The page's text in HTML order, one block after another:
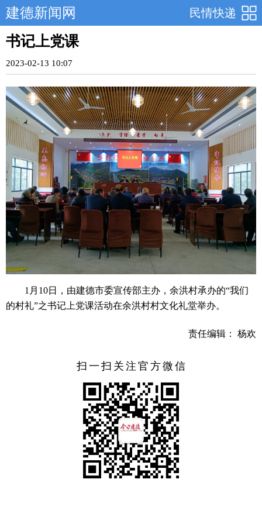
民情快递
建德新闻网
书记上党课
2023-02-13 10:07
1月10日，由建德市委宣传部主办，余洪村承办的“我们
的村礼”之书记上党课活动在余洪村村文化礼堂举办。
责任编辑： 杨欢
扫一扫关注官方微信